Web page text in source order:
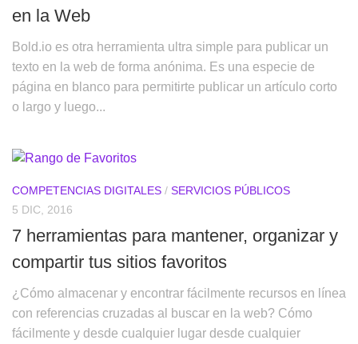
en la Web
Bold.io es otra herramienta ultra simple para publicar un
texto en la web de forma anónima. Es una especie de
página en blanco para permitirte publicar un artículo corto
o largo y luego...
COMPETENCIAS DIGITALES / SERVICIOS PÚBLICOS
5 DIC, 2016
7 herramientas para mantener, organizar y
compartir tus sitios favoritos
¿Cómo almacenar y encontrar fácilmente recursos en línea
con referencias cruzadas al buscar en la web? Cómo
fácilmente y desde cualquier lugar desde cualquier